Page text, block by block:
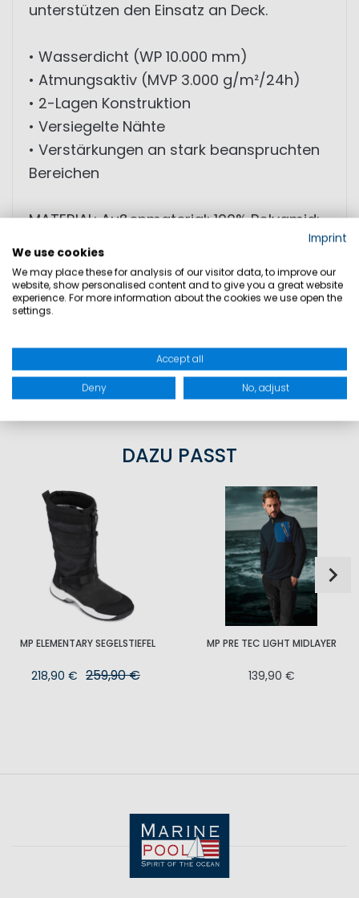
unterstützen den Einsatz an Deck.
• Wasserdicht (WP 10.000 mm)
• Atmungsaktiv (MVP 3.000 g/m²/24h)
• 2-Lagen Konstruktion
• Versiegelte Nähte
• Verstärkungen an stark beanspruchten
Bereichen
MATERIAL: Außenmaterial: 100% Polyamid;
Membran: 100% Polyurethan; Futter:
Polyester
PRODUKTSICHERHEIT
DAZU PASST
MP ELEMENTARY SEGELSTIEFEL
218,90 € 259,90 €
MP PRE TEC LIGHT MIDLAYER
139,90 €
Imprint
We use cookies
We may place these for analysis of our visitor data, to improve our
website, show personalised content and to give you a great website
experience. For more information about the cookies we use open the
settings.
Accept all
Deny No, adjust